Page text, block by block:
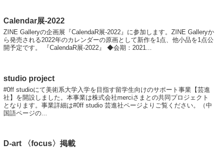
Calendar展-2022
ZINE Galleryの企画展『CalendaR展-2022』に参加します。ZINE Galleryか
ら発売される2022年のカレンダーの原画として新作を1点、他小品を1点公
開予定です。 『CalendaR展-2022』 ◆会期：2021...
studio project
#0ff studioにて美術系大学入学を目指す留学生向けのサポート事業【芸進
社】を開設しました。本事業は株式会社merciさまとの共同プロジェクト
となります。事業詳細は#0ff studio 芸進社ページよりご覧ください。（中
国語ページの...
D-art 〈focus〉掲載